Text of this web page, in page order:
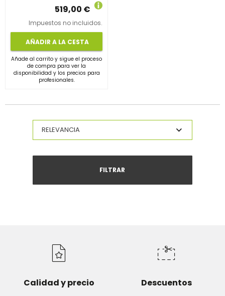
519,00 €
Impuestos no incluidos.
AÑADIR A LA CESTA
Añade al carrito y sigue el proceso
de compra para ver la
disponibilidad y los precios para
profesionales.
FILTRAR
Calidad y precio Descuentos